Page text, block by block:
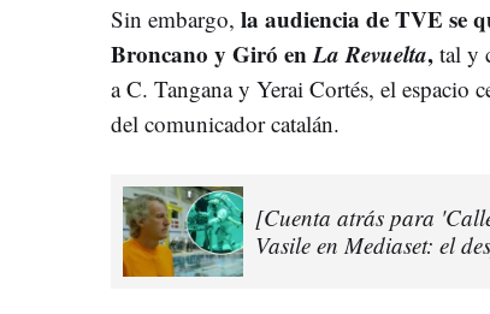
Sin embargo, la audiencia de TVE se
Broncano y Giró enLa Revuelta, tal y
a C. Tangana y Yerai Cortés, el espacio
del comunicador catalán.
[Cuenta atrás para
Vasile en Mediaset: el